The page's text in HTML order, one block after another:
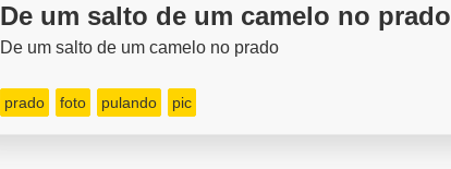
De um salto de um camelo no prado
De um salto de um camelo no prado
prado foto pulando pic